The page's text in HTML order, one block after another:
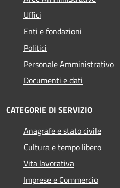
Uffici
Enti e fondazioni
Politici
Personale Amministrativo
Documenti e dati
CATEGORIE DI SERVIZIO
Anagrafe e stato civile
Cultura e tempo libero
Vita lavorativa
Imprese e Commercio